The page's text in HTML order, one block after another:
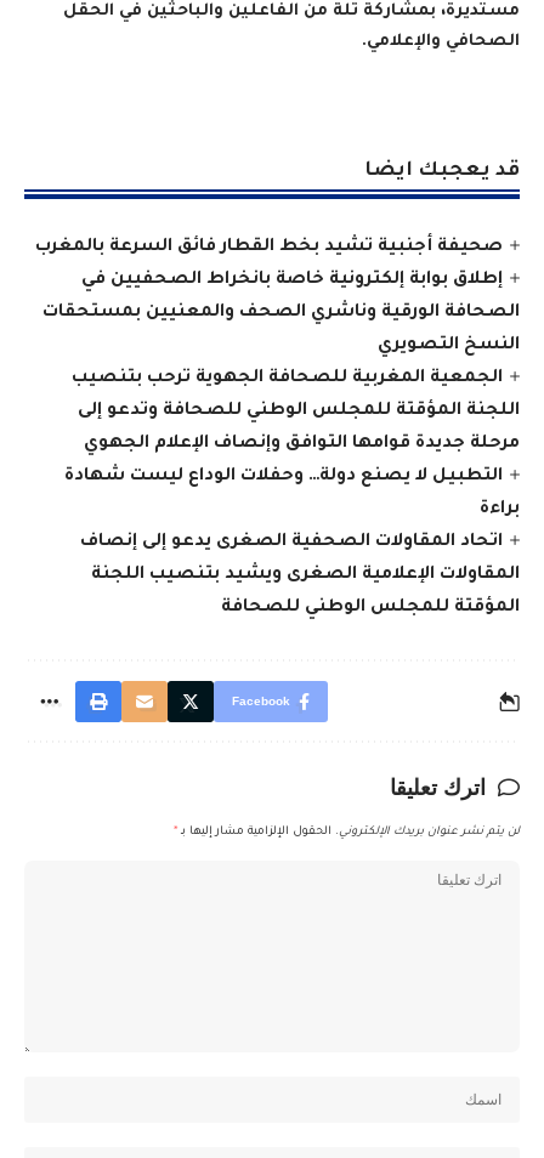
مستديرة، بمشاركة تلة من الفاعلين والباحثين في الحقل
الصحافي والإعلامي.
قد يعجبك ايضا
صحيفة أجنبية تشيد بخط القطار فائق السرعة بالمغرب
إطلاق بوابة إلكترونية خاصة بانخراط الصحفيين في
الصحافة الورقية وناشري الصحف والمعنيين بمستحقات
النسخ التصويري
الجمعية المغربية للصحافة الجهوية ترحب بتنصيب
اللجنة المؤقتة للمجلس الوطني للصحافة وتدعو إلى
مرحلة جديدة قوامها التوافق وإنصاف الإعلام الجهوي
التطبيل لا يصنع دولة… وحفلات الوداع ليست شهادة
براءة
اتحاد المقاولات الصحفية الصغرى يدعو إلى إنصاف
المقاولات الإعلامية الصغرى ويشيد بتنصيب اللجنة
المؤقتة للمجلس الوطني للصحافة
Facebook
اترك تعليقا
لن يتم نشر عنوان بريدك الإلكتروني. الحقول الإلزامية مشار إليها بـ *